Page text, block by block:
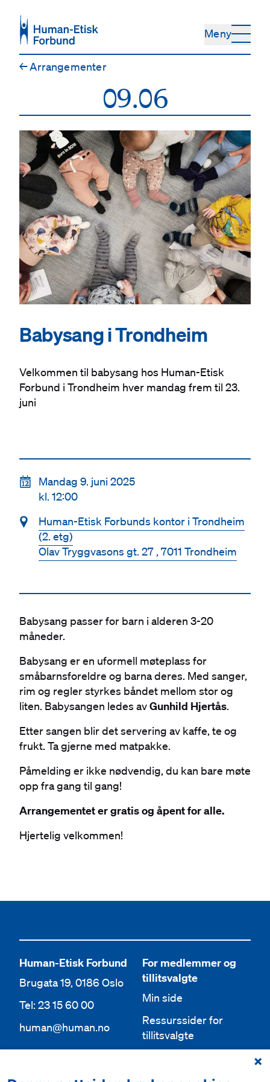
Meny
←Arrangementer
09.06
Babysang i Trondheim
Velkommen til babysang hos Human-Etisk
Forbund i Trondheim hver mandag frem til 23.
juni
📆
Mandag 9. juni 2025
kl. 12:00
📍
Human-Etisk Forbunds kontor i Trondheim
(2. etg)
Olav Tryggvasons gt. 27 , 7011 Trondheim
Babysang passer for barn i alderen 3-20
måneder.
Babysang er en uformell møteplass for
småbarnsforeldre og barna deres. Med sanger,
rim og regler styrkes båndet mellom stor og
liten. Babysangen ledes avGunhild Hjertås.
Etter sangen blir det servering av kaffe, te og
frukt. Ta gjerne med matpakke.
Påmelding er ikke nødvendig, du kan bare møte
opp fra gang til gang!
Arrangementet er gratis og åpent for alle.
Hjertelig velkommen!
Human-Etisk Forbund
Brugata 19, 0186 Oslo
Tel: 23 15 60 00
human@human.no
For medlemmer og
tillitsvalgte
Min side
Ressurssider for
tillitsvalgte